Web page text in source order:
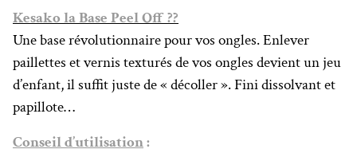
Kesako la Base Peel Off ??
Une base révolutionnaire pour vos ongles. Enlever
paillettes et vernis texturés de vos ongles devient un jeu
d’enfant, il suffit juste de « décoller ». Fini dissolvant et
papillote…
Conseil d’utilisation: